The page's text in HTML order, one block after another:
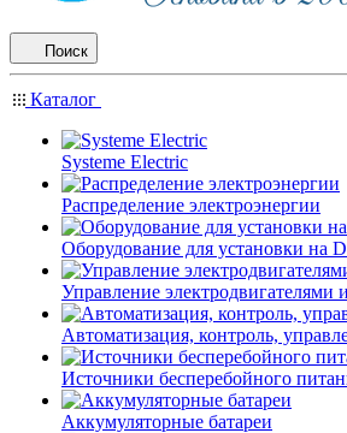
Поиск
Каталог
Systeme Electric
Распределение электроэнергии
Оборудование для установки на
Управление электродвигателями
Автоматизация, контроль,
Источники бесперебойного
Аккумуляторные батареи